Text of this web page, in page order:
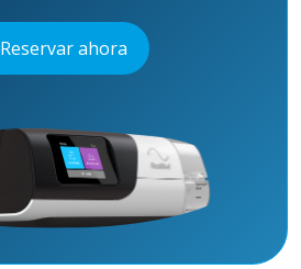
Reservar ahora